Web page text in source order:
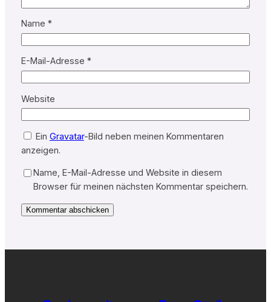
Name *
E-Mail-Adresse *
Website
Ein Gravatar-Bild neben meinen Kommentaren
anzeigen.
Name, E-Mail-Adresse und Website in diesem
Browser für meinen nächsten Kommentar speichern.